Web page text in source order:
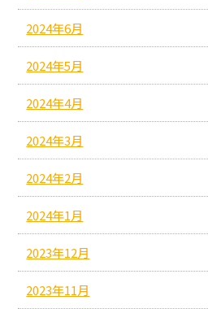
2024年6月
2024年5月
2024年4月
2024年3月
2024年2月
2024年1月
2023年12月
2023年11月